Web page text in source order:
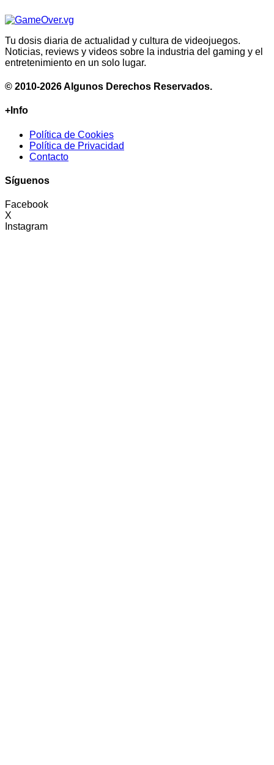
Tu dosis diaria de actualidad y cultura de videojuegos.
Noticias, reviews y videos sobre la industria del gaming y el
entretenimiento en un solo lugar.
© 2010-2026 Algunos Derechos Reservados.
+Info
Política de Cookies
Política de Privacidad
Contacto
Síguenos
Facebook
X
Instagram